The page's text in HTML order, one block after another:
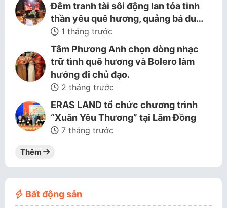
Đêm tranh tài sôi động lan tỏa tinh
thần yêu quê hương, quảng bá du…
1 tháng trước
Tâm Phương Anh chọn dòng nhạc
trữ tình quê hương và Bolero làm
hướng đi chủ đạo.
2 tháng trước
ERAS LAND tổ chức chương trình
“Xuân Yêu Thương” tại Lâm Đồng
7 tháng trước
Thêm
Bất động sản